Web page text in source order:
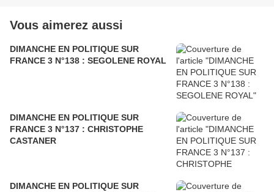
Vous aimerez aussi
DIMANCHE EN POLITIQUE SUR
FRANCE 3 N°138 : SEGOLENE ROYAL
DIMANCHE EN POLITIQUE SUR
FRANCE 3 N°137 : CHRISTOPHE
CASTANER
DIMANCHE EN POLITIQUE SUR